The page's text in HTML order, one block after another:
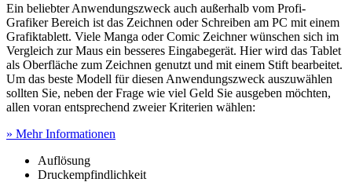
Ein beliebter Anwendungszweck auch außerhalb vom Profi-
Grafiker Bereich ist das Zeichnen oder Schreiben am PC mit einem
Grafiktablett. Viele Manga oder Comic Zeichner wünschen sich im
Vergleich zur Maus ein besseres Eingabegerät. Hier wird das Tablet
als Oberfläche zum Zeichnen genutzt und mit einem Stift bearbeitet.
Um das beste Modell für diesen Anwendungszweck auszuwählen
sollten Sie, neben der Frage wie viel Geld Sie ausgeben möchten,
allen voran entsprechend zweier Kriterien wählen:
» Mehr Informationen
Auflösung
Druckempfindlichkeit